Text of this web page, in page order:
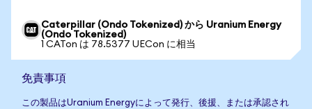
Caterpillar (Ondo Tokenized) から Uranium Energy
(Ondo Tokenized)
1 CATon は 78.5377 UECon に相当
免責事項
この製品はUranium Energyによって発行、後援、または承認され